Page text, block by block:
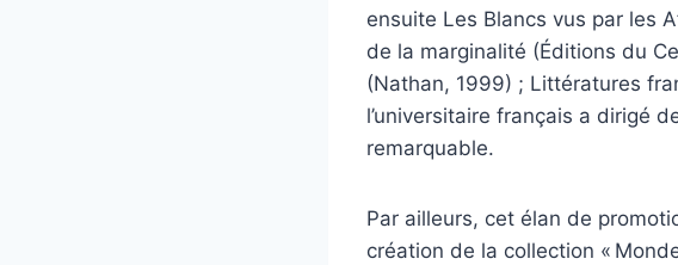
ensuite Les Blancs vus par les
de la marginalité (Éditions du
(Nathan, 1999) ; Littératures
l’universitaire français a dirigé
remarquable.
Par ailleurs, cet élan de
création de la collection «